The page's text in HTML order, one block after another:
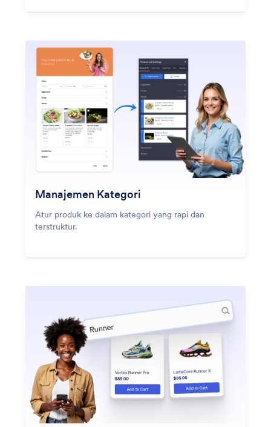
Manajemen Kategori
Atur produk ke dalam kategori yang rapi dan
terstruktur.